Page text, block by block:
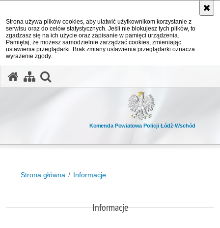
Strona używa plików cookies, aby ułatwić użytkownikom korzystanie z
serwisu oraz do celów statystycznych. Jeśli nie blokujesz tych plików, to
zgadzasz się na ich użycie oraz zapisanie w pamięci urządzenia.
Pamiętaj, że możesz samodzielnie zarządzać cookies, zmieniając
ustawienia przeglądarki. Brak zmiany ustawienia przeglądarki oznacza
wyrażenie zgody.
Komenda Powiatowa Policji Łódź-Wschód
Strona główna Informacje
Informacje